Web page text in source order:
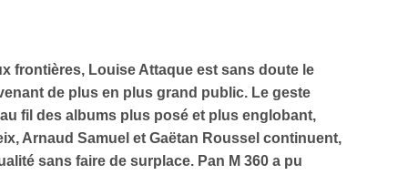
frontières, Louise Attaque est sans doute le
de plus en plus grand public. Le geste
fil des albums plus posé et plus englobant,
Arnaud Samuel et Gaëtan Roussel continuent,
sans faire de surplace. Pan M 360 a pu